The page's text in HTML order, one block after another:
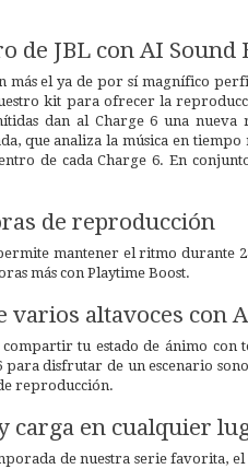
de JBL con AI Sound
más el ya de por sí magnífico
kit para ofrecer la
dan al Charge 6 una
que analiza la música en
de cada Charge 6. En
de reproducción
mantener el ritmo durante
más con Playtime Boost.
varios altavoces con
tu estado de ánimo con
para disfrutar de un escenario
reproducción.
carga en cualquier
de nuestra serie favorita,